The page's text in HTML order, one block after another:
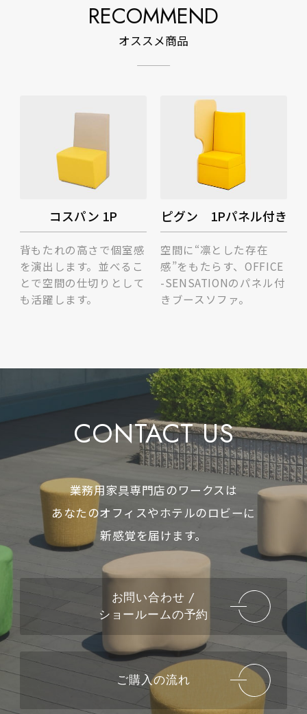
RECOMMEND
オススメ商品
コスパン 1P
背もたれの高さで個室感
を演出します。並べるこ
とで空間の仕切りとして
も活躍します。
ピグン 1Pパネル付き
空間に“凛とした存在
感”をもたらす、OFFICE
-SENSATIONのパネル付
きブースソファ。
CONTACT US
業務用家具専門店のワークスは
あなたのオフィスやホテルのロビーに
新感覚を届けます。
お問い合わせ /
ショールームの予約
ご購入の流れ